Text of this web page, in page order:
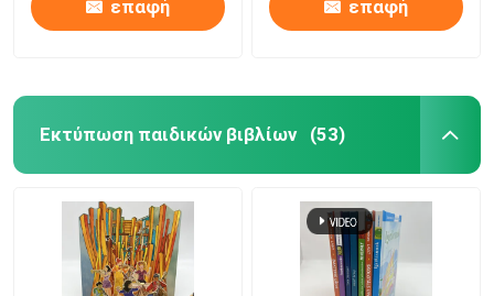
επαφή επαφή
Εκτύπωση παιδικών βιβλίων (53)